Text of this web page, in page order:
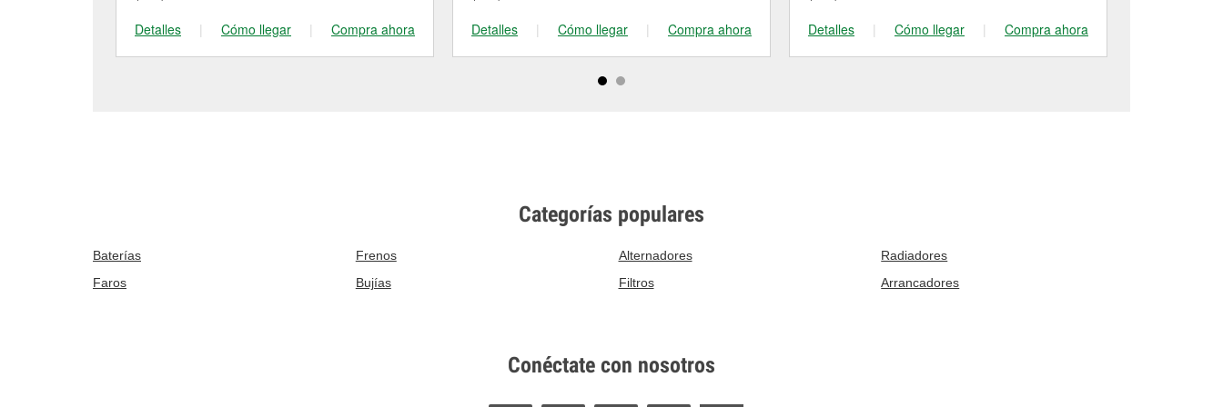
Detalles
| Cómo llegar | Compra ahora
Detalles
| Cómo llegar | Compra ahora
Detalles
| Cómo llegar | Compra ahora
Categorías populares
Baterías Frenos Alternadores
Radiadores
Faros
Bujías Filtros Arrancadores
Conéctate con nosotros